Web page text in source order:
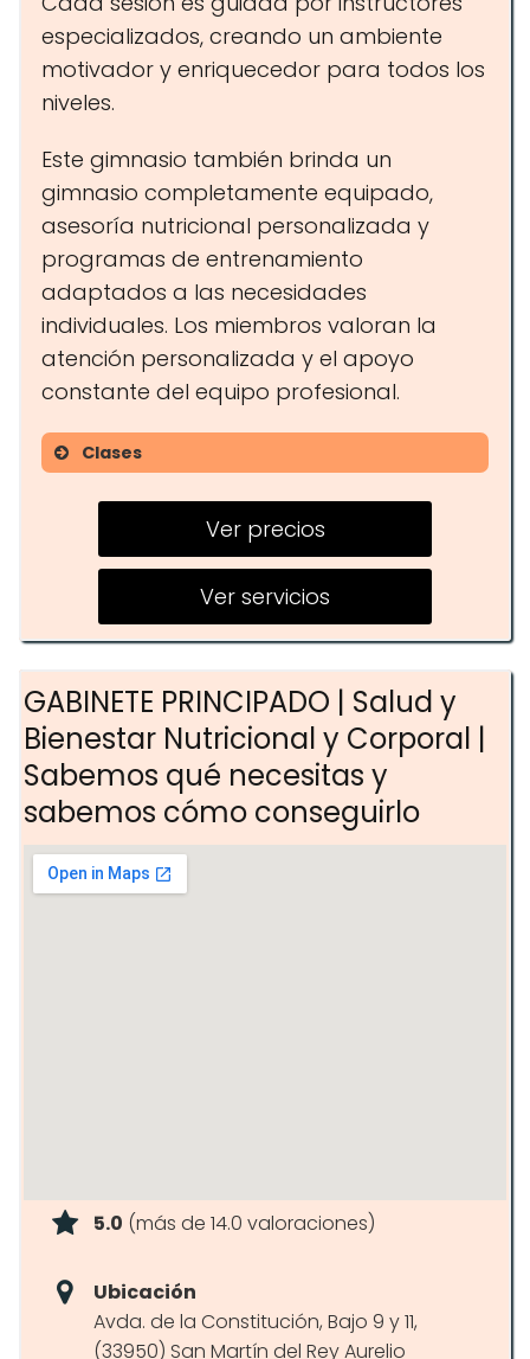
especializados, creando un ambiente
motivador y enriquecedor para todos los
niveles.
Este gimnasio también brinda un
gimnasio completamente equipado,
asesoría nutricional personalizada y
programas de entrenamiento
adaptados a las necesidades
individuales. Los miembros valoran la
atención personalizada y el apoyo
constante del equipo profesional.
Clases
Entrenamiento funcional
Pilates
Ver precios
Ver servicios
GABINETE PRINCIPADO | Salud y
Bienestar Nutricional y Corporal |
Sabemos qué necesitas y
sabemos cómo conseguirlo
5.0 (más de 14.0 valoraciones)
Ubicación
Avda. de la Constitución, Bajo 9 y 11,
(33950) San Martín del Rey Aurelio